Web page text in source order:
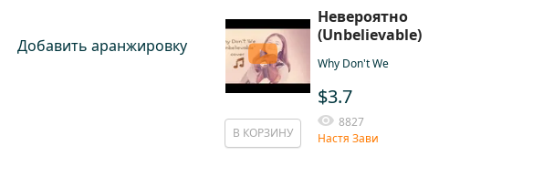
Добавить аранжировку
В КОРЗИНУ
Невероятно
(Unbelievable)
Why Don't We
$3.7
8827
Настя Зави